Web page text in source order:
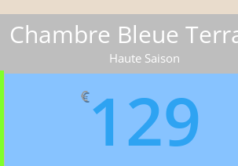
Chambre Bleue
Haute Saison
€129